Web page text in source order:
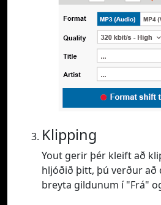
Klipping
Yout gerir þér kleift að
hljóðið þitt, þú verður að
breyta gildunum í "Frá"